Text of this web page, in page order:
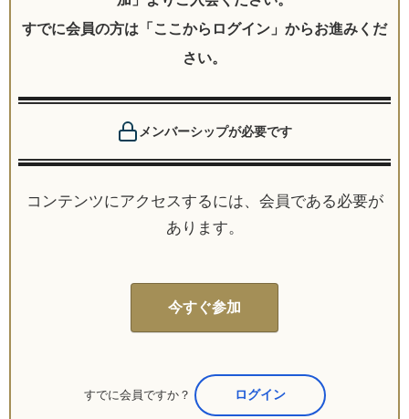
メンバーシップが必要です
コンテンツにアクセスするには、会員である必要が
あります。
今すぐ参加
すでに会員ですか？ ここからログイン